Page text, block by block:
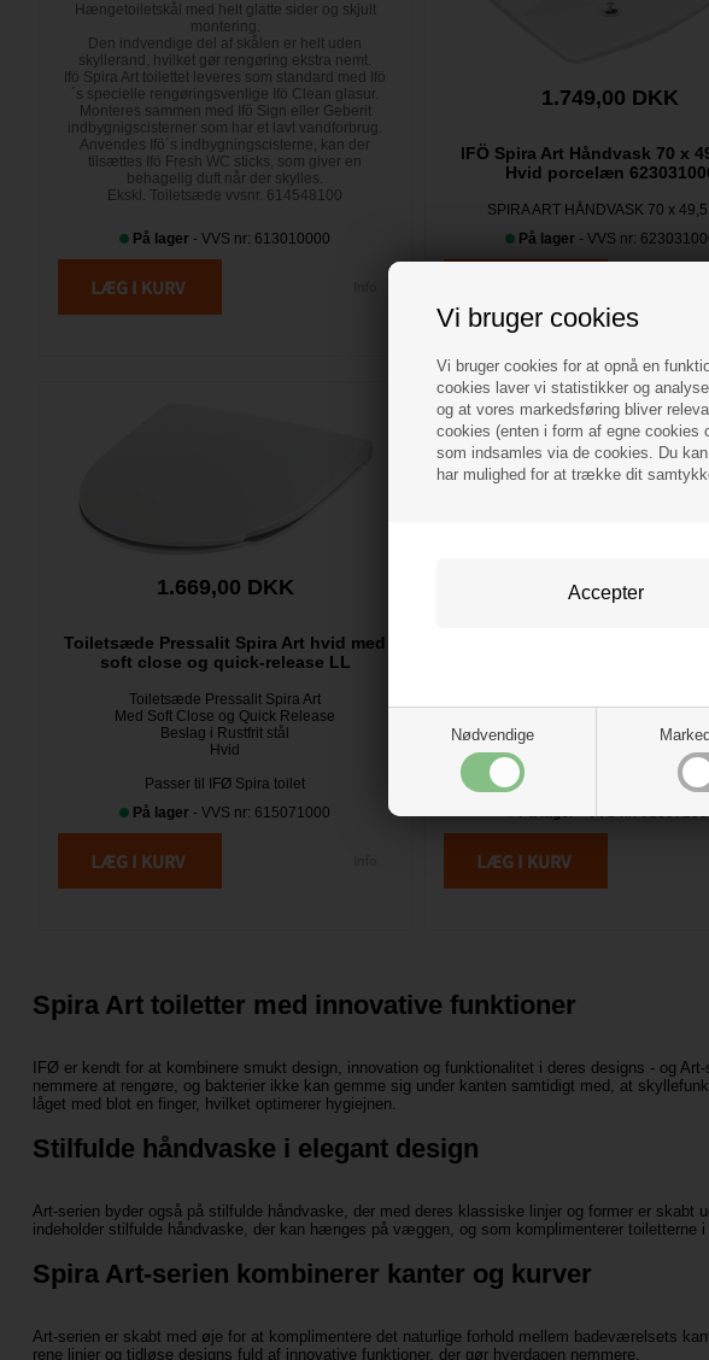
Vi bruger cookies
Vi bruger cookies for at opnå en
cookies laver vi statistikker og
og at vores markedsføring bliver
cookies (enten i form af egne cookies
som indsamles via de cookies. Du
har mulighed for at trække dit
Nødvendige
Hængetoiletskål med helt glatte sider og skjult
montering.
Den indvendige del af skålen er helt uden
skyllerand, hvilket gør rengøring ekstra nemt.
Ifö Spira Art toilettet leveres som standard med Ifö
´s specielle rengøringsvenlige Ifö Clean glasur.
Monteres sammen med Ifö Sign eller Geberit
indbygnigscisterner som har et lavt vandforbrug.
Anvendes Ifö´s indbygningscisterne, kan der
tilsættes Ifö Fresh WC sticks, som giver en
behagelig duft når der skylles.
Ekskl. Toiletsæde vvsnr. 614548100
På lager - VVS nr: 613010000
1.749,00 DKK
IFÖ Spira Art Håndvask 70 x
Hvid porcelæn
SPIRA ART HÅNDVASK 70 x
På lager - VVS nr:
1.669,00 DKK
Toiletsæde Pressalit Spira Art hvid med
soft close og quick-release LL
Toiletsæde Pressalit Spira Art
Med Soft Close og Quick Release
Beslag i Rustfrit stål
Hvid
Passer til IFØ Spira toilet
På lager - VVS nr: 615071000
2.345,00 DKK
Beslag i Rustfrit stål
Passer til IFØ Spira toilet
På lager- VVS nr:
Spira Art toiletter med innovative funktioner
IFØ er kendt for at kombinere smukt design, innovation og funktionalitet i deres designs - og
nemmere at rengøre, og bakterier ikke kan gemme sig under kanten samtidigt med, at
låget med blot en finger, hvilket optimerer hygiejnen.
Stilfulde håndvaske i elegant design
Art-serien byder også på stilfulde håndvaske, der med deres klassiske linjer og former er
indeholder stilfulde håndvaske, der kan hænges på væggen, og som komplimenterer toiletterne i
Spira Art-serien kombinerer kanter og kurver
Art-serien er skabt med øje for at komplimentere det naturlige forhold mellem badeværelsets
rene linjer og tidløse designs fuld af innovative funktioner, der gør hverdagen nemmere.